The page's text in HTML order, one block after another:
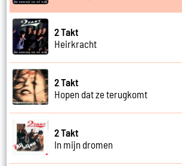
2 Takt
Heirkracht
2 Takt
Hopen dat ze terugkomt
2 Takt
In mijn dromen